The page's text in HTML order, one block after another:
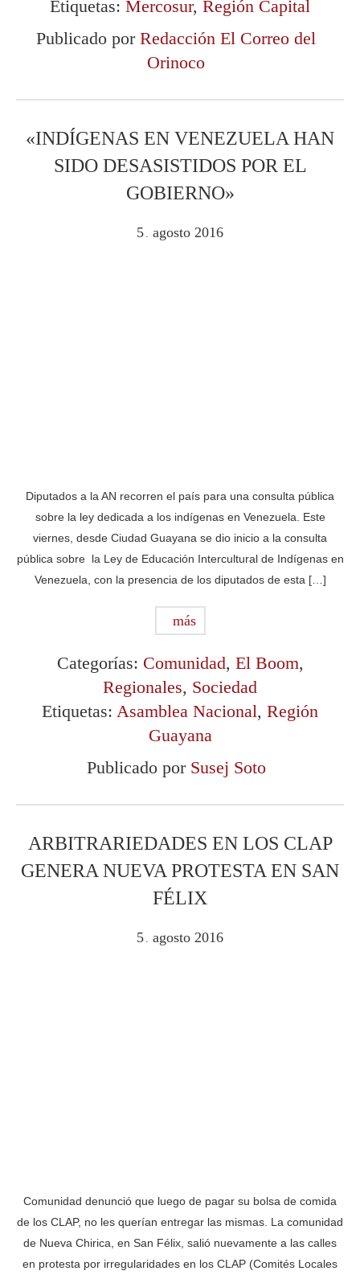
Etiquetas: Mercosur, Región Capital
Publicado por Redacción El Correo del
Orinoco
«INDÍGENAS EN VENEZUELA HAN
SIDO DESASISTIDOS POR EL
GOBIERNO»
5 agosto 2016
Diputados a la AN recorren el país para una consulta pública
sobre la ley dedicada a los indígenas en Venezuela. Este
viernes, desde Ciudad Guayana se dio inicio a la consulta
pública sobre la Ley de Educación Intercultural de Indígenas en
Venezuela, con la presencia de los diputados de esta […]
más
Categorías: Comunidad, El Boom,
Regionales, Sociedad
Etiquetas: Asamblea Nacional, Región
Guayana
Publicado por Susej Soto
ARBITRARIEDADES EN LOS CLAP
GENERA NUEVA PROTESTA EN SAN
FÉLIX
5 agosto 2016
Comunidad denunció que luego de pagar su bolsa de comida
de los CLAP, no les querían entregar las mismas. La comunidad
de Nueva Chirica, en San Félix, salió nuevamente a las calles
en protesta por irregularidades en los CLAP (Comités Locales